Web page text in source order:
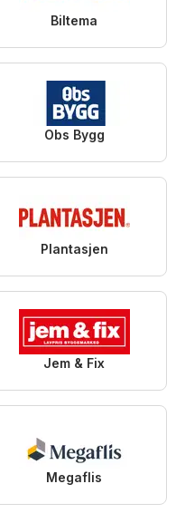
Biltema
Obs Bygg
Plantasjen
Jem & Fix
Megaflis